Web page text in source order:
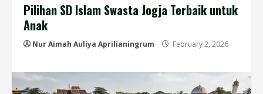
Pilihan SD Islam Swasta Jogja Terbaik untuk
Anak
Nur Aimah Auliya Aprilianingrum February 2, 2026